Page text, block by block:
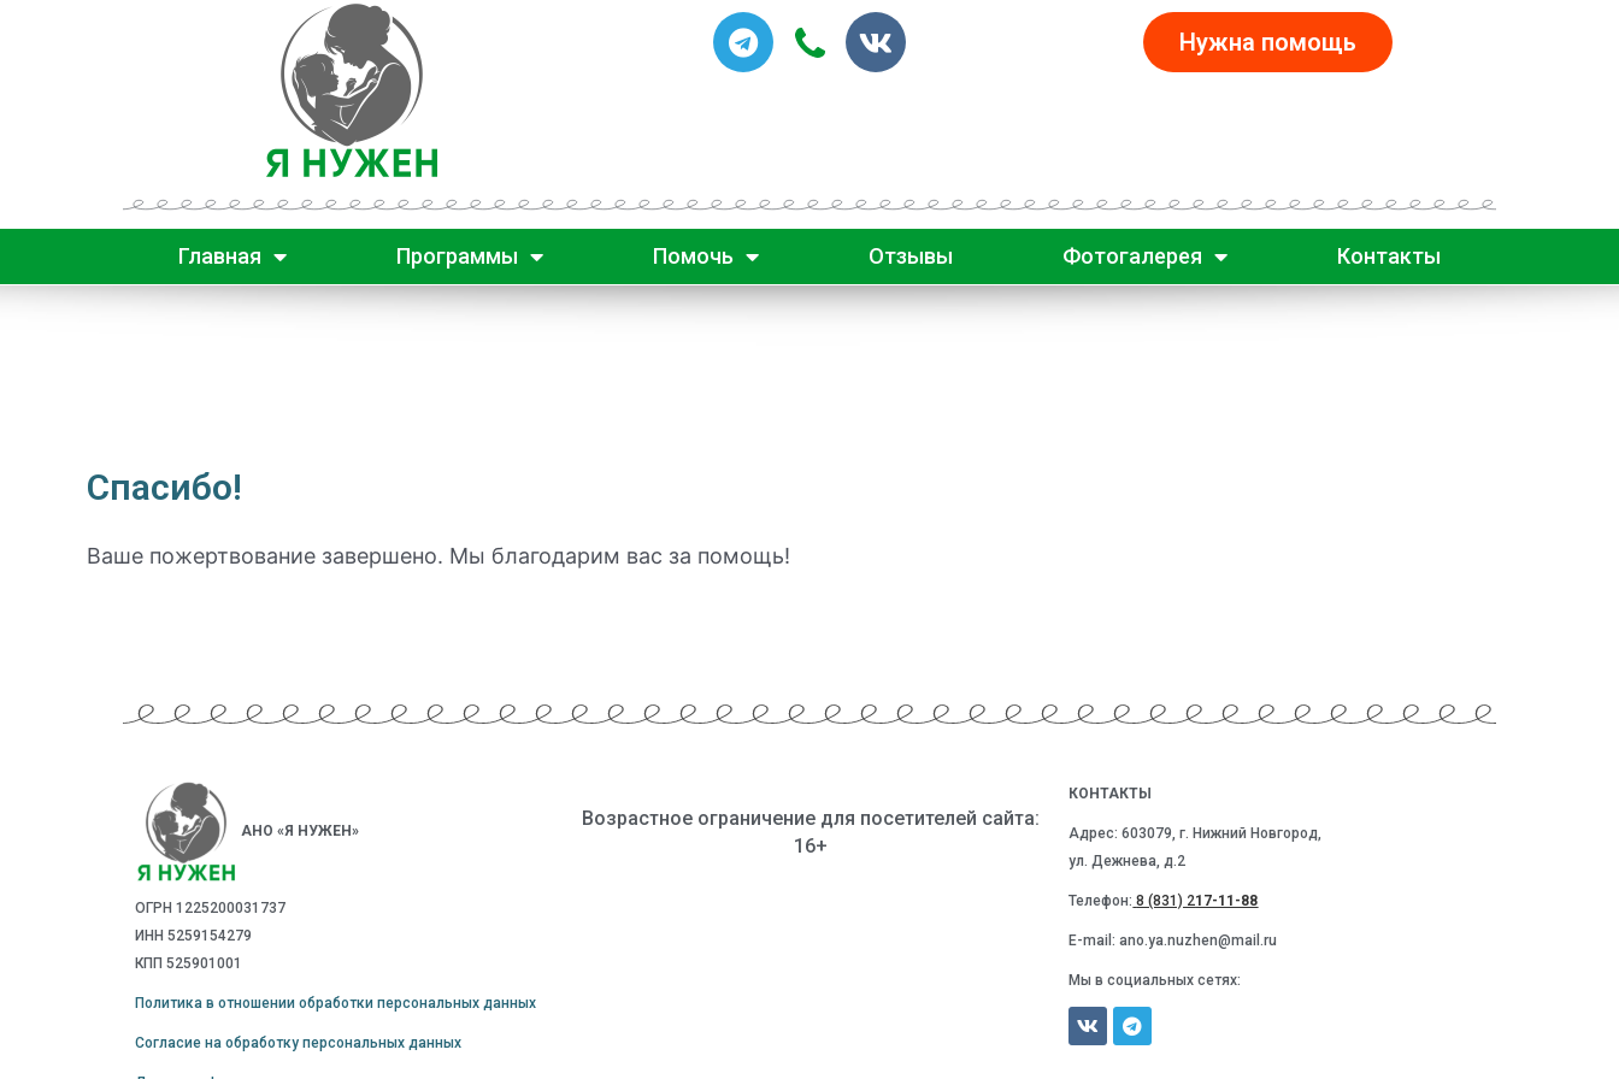
Нужна помощь
Главная Программы Помочь Отзывы Фотогалерея Контакты
Спасибо!
Ваше пожертвование завершено. Мы благодарим вас за помощь!
АНО «Я НУЖЕН»
ОГРН 1225200031737
ИНН 5259154279
КПП 525901001
Политика в отношении обработки персональных данных
Согласие на обработку персональных данных
Возрастное ограничение для посетителей сайта:
16+
КОНТАКТЫ
Адрес: 603079, г. Нижний Новгород,
ул. Дежнева, д.2
Телефон: 8 (831) 217-11-88
E-mail: ano.ya.nuzhen@mail.ru
Мы в социальных сетях: